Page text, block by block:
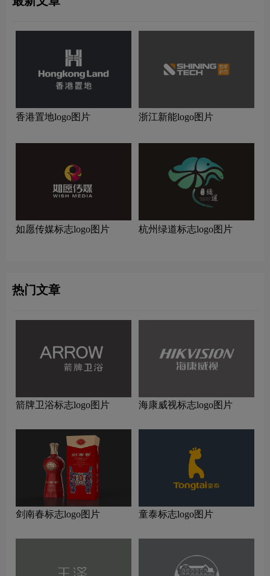
香港置地logo图片 浙江新能logo图片
如愿传媒标志logo图片 杭州绿道标志logo图片
热门文章
箭牌卫浴标志logo图片 海康威视标志logo图片
剑南春标志logo图片 童泰标志logo图片